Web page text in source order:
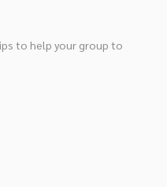
to help your group to